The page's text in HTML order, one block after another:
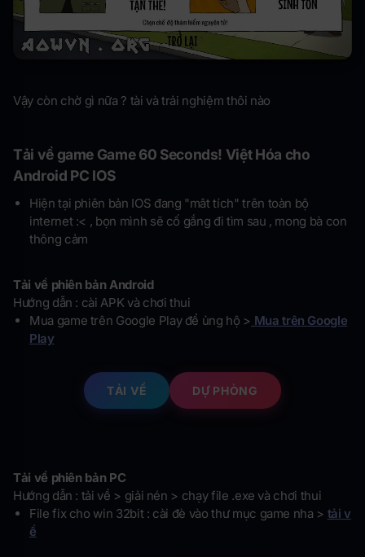
Vậy còn chờ gì nữa ? tài và trải nghiệm thôi nào
Tải về game Game 60 Seconds! Việt Hóa cho
Android PC IOS
Hiện tại phiên bản IOS đang "mât tích" trên toàn bộ
internet :< , bọn mình sẽ cố gắng đi tìm sau , mong bà con
thông cảm
Tải về phiên bản Android
Hướng dẫn : cài APK và chơi thui
Mua game trên Google Play để ủng hộ > Mua trên Google
Play
TẢI VỀ DỰ PHÒNG
Tải về phiên bản PC
Hướng dẫn : tải về > giải nén > chạy file .exe và chơi thui
File fix cho win 32bit : cài đè vào thư mục game nha > tải v
ề